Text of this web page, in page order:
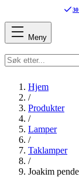
Meny
Hjem
/
Produkter
/
Lamper
/
Taklamper
/
Joakim